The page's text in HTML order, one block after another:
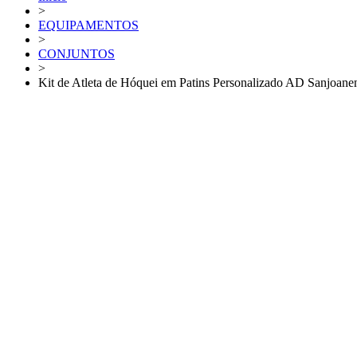
>
EQUIPAMENTOS
>
CONJUNTOS
>
Kit de Atleta de Hóquei em Patins Personalizado AD